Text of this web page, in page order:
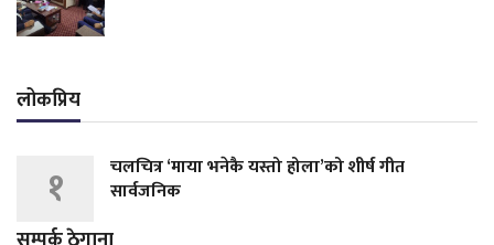
लोकप्रिय
१
चलचित्र ‘माया भनेकै यस्तो होला’को शीर्ष गीत
सार्वजनिक